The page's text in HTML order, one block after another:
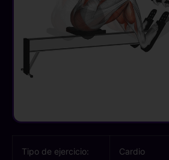
Tipo de ejercicio: Cardio